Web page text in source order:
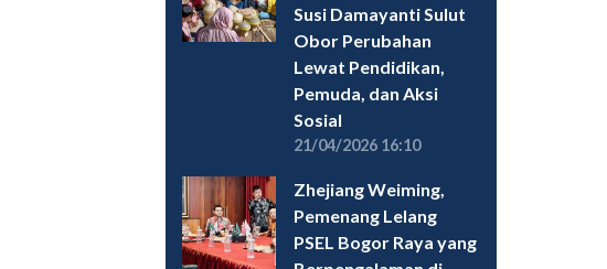
Susi Damayanti Sulut
Obor Perubahan
Lewat Pendidikan,
Pemuda, dan Aksi
Sosial
21/04/2026 16:10
Zhejiang Weiming,
Pemenang Lelang
PSEL Bogor Raya yang